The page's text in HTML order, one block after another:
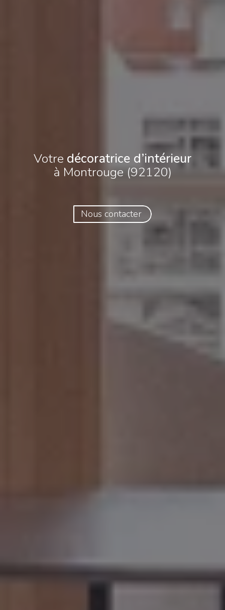
Votre décoratrice d’intérieur
à Montrouge (92120)
Nous contacter